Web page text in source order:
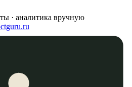
· аналитика вручную